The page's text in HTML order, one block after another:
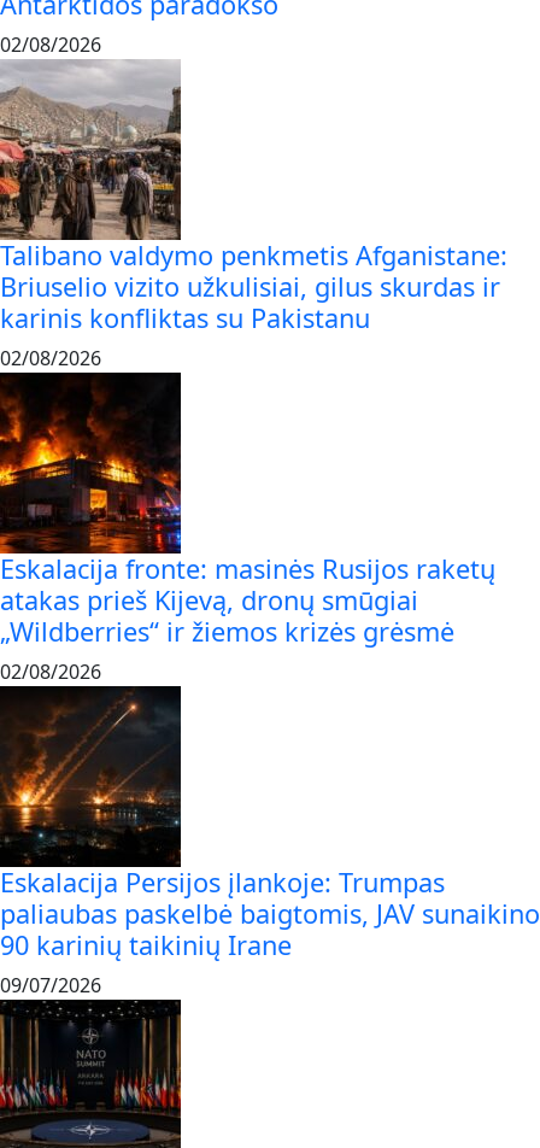
02/08/2026
Talibano valdymo penkmetis Afganistane:
Briuselio vizito užkulisiai, gilus skurdas ir
karinis konfliktas su Pakistanu
02/08/2026
Eskalacija fronte: masinės Rusijos raketų
atakas prieš Kijevą, dronų smūgiai
„Wildberries“ ir žiemos krizės grėsmė
02/08/2026
Eskalacija Persijos įlankoje: Trumpas
paliaubas paskelbė baigtomis, JAV sunaikino
90 karinių taikinių Irane
09/07/2026